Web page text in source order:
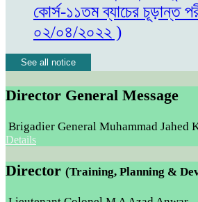
কোর্স-১১তম ব্যাচের চূড়ান্ত
০২/০৪/২০২২ )
See all notice
Director General Message
Brigadier General Muhammad Jahed
Details
Director (Training, Planning &